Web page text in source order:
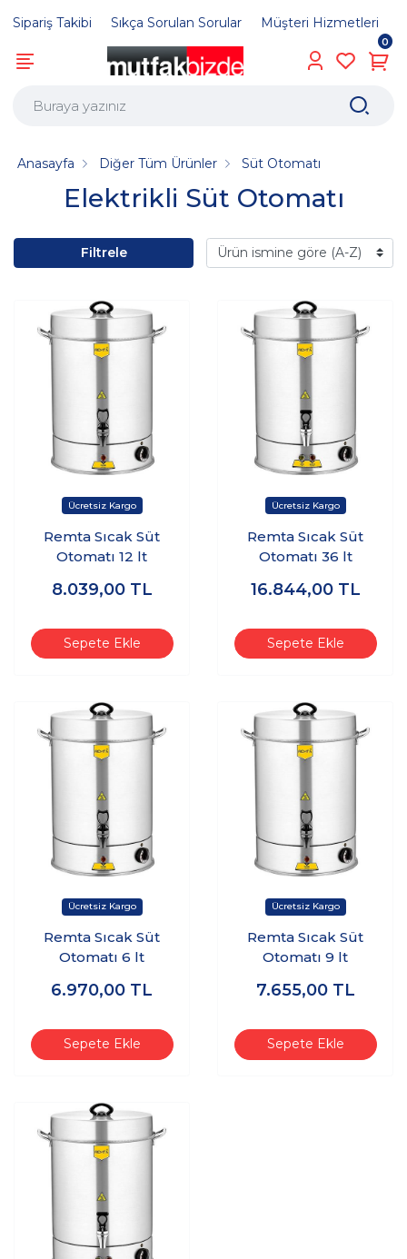
Sipariş Takibi Sıkça Sorulan Sorular Müşteri Hizmetleri
0
Elektrikli Süt Otomatı
Anasayfa Diğer Tüm Ürünler Süt Otomatı
Filtrele
Remta Sıcak Süt
Otomatı 12 lt
8.039,00 TL
Sepete Ekle
Remta Sıcak Süt
Otomatı 36 lt
16.844,00 TL
Sepete Ekle
Remta Sıcak Süt
Otomatı 6 lt
6.970,00 TL
Sepete Ekle
Remta Sıcak Süt
Otomatı 9 lt
7.655,00 TL
Sepete Ekle